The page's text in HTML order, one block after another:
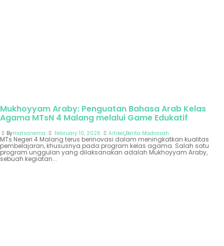
Mukhoyyam Araby: Penguatan Bahasa Arab Kelas
Agama MTsN 4 Malang melalui Game Edukatif
Bymatsanema February 10, 2026 Artikel,Berita Madrasah
MTs Negeri 4 Malang terus berinovasi dalam meningkatkan kualitas
pembelajaran, khususnya pada program kelas agama. Salah satu
program unggulan yang dilaksanakan adalah Mukhoyyam Araby,
sebuah kegiatan...